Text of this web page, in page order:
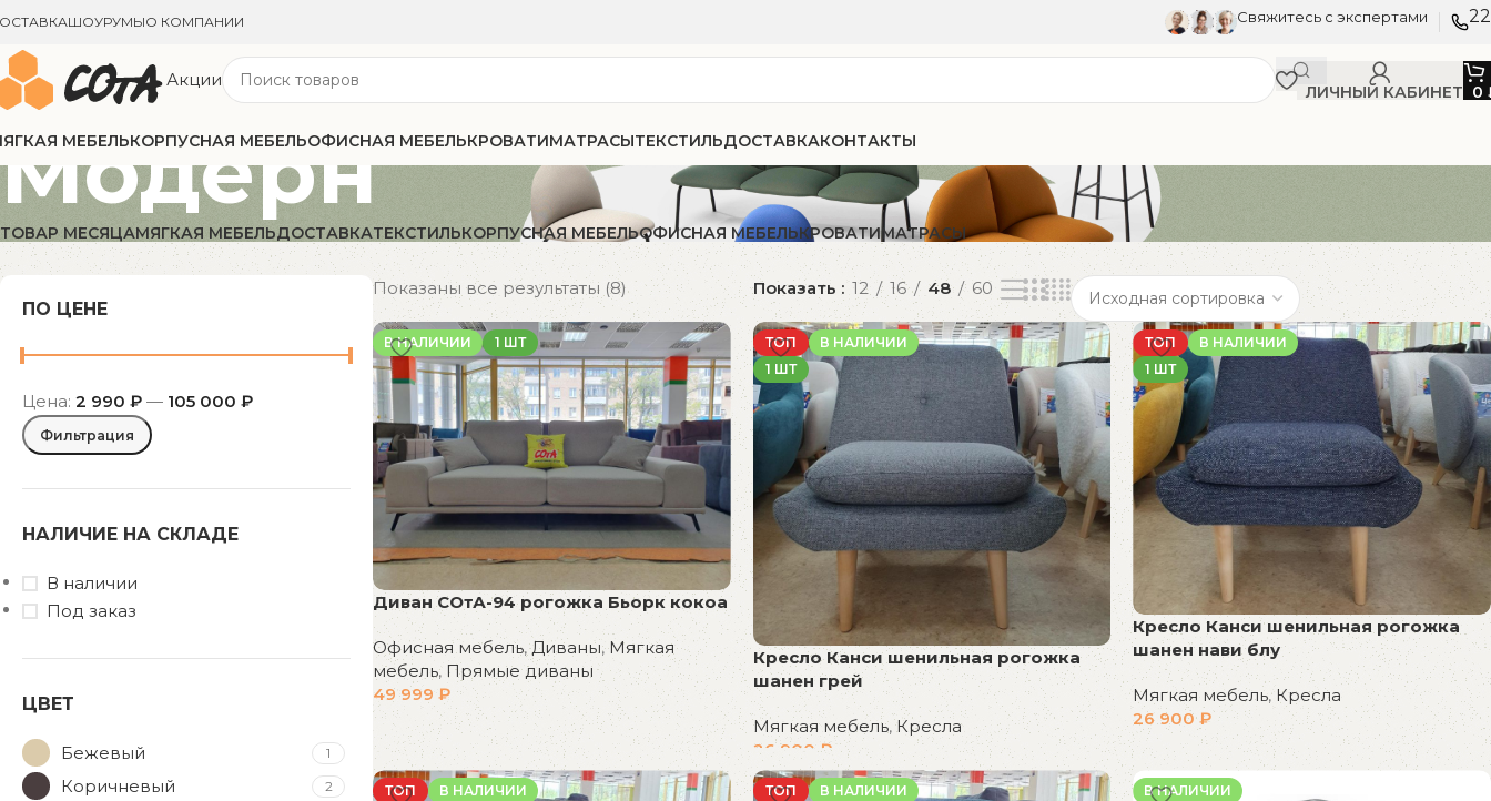
ШОУРУМЫО КОМПАНИИ Свяжитесь с экспертами
Акции
ЛИЧНЫЙ КАБИНЕТ 0
МЕБЕЛЬКОРПУСНАЯ МЕБЕЛЬОФИСНАЯ МЕБЕЛЬКРОВАТИМАТРАСЫТЕКСТИЛЬДОСТАВКАКОНТАКТЫ
Модерн
ТОВАР МЕСЯЦАМЯГКАЯ МЕБЕЛЬДОСТАВКАТЕКСТИЛЬКОРПУСНАЯ МЕБЕЛЬОФИСНАЯ МЕБЕЛЬКРОВАТИМАТРАСЫ
ПО ЦЕНЕ
Фильтрация
Цена: 2 990 ₽ — 105 000 ₽
НАЛИЧИЕ НА СКЛАДЕ
В наличии
Под заказ
ЦВЕТ
Бежевый 1
Коричневый 2
Показаны все результаты (8) Показать 12 16 48 60
В НАЛИЧИИ 1 ШТ
Диван СОтА-94 рогожка Бьорк кокоа
Офисная мебель,Диваны,Мягкая
мебель, Прямые диваны
49 999 ₽
В корзину
ТОП
В НАЛИЧИИ
1 ШТ
Кресло Канси шенильная рогожка
шанен грей
Мягкая мебель,Кресла
26 900₽
В корзину
ТОП
В НАЛИЧИИ
1 ШТ
Кресло Канси шенильная рогожка
шанен нави блу
Мягкая мебель, Кресла
26 900₽
В корзину
ТОП
В НАЛИЧИИ
ТОП
В НАЛИЧИИ
В НАЛИЧИИ